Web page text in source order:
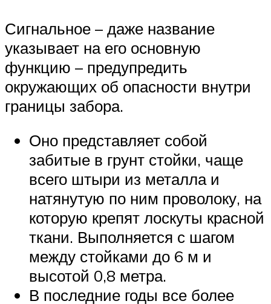
Сигнальное – даже название
указывает на его основную
функцию – предупредить
окружающих об опасности внутри
границы забора.
Оно представляет собой
забитые в грунт стойки, чаще
всего штыри из металла и
натянутую по ним проволоку, на
которую крепят лоскуты красной
ткани. Выполняется с шагом
между стойками до 6 м и
высотой 0,8 метра.
В последние годы все более